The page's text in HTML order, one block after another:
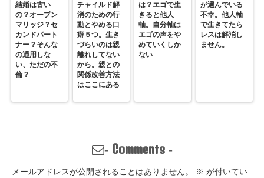
結婚は古い
の？オープン
マリッジ？セ
カンドパート
ナー？そんな
の通用しな
い、ただの不
倫？
チャイルド解
消のための行
動とやめる口
癖５つ。生き
づらいのは親
離れしてない
から。親との
関係改善方法
はここにある
は？エゴで生
きると他人
軸。自分軸は
エゴの声をや
めていくしか
ない
が選んでいる
不幸。他人軸
で生きてたら
レスは解消し
ません。
- Comments-
メールアドレスが公開されることはありません。 ※ が付いてい